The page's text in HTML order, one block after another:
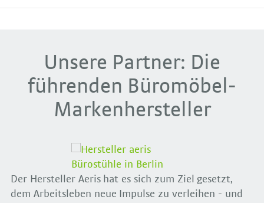
Unsere Partner: Die
führenden Büromöbel-
Markenhersteller
Der Hersteller Aeris hat es sich zum Ziel gesetzt,
dem Arbeitsleben neue Impulse zu verleihen - und